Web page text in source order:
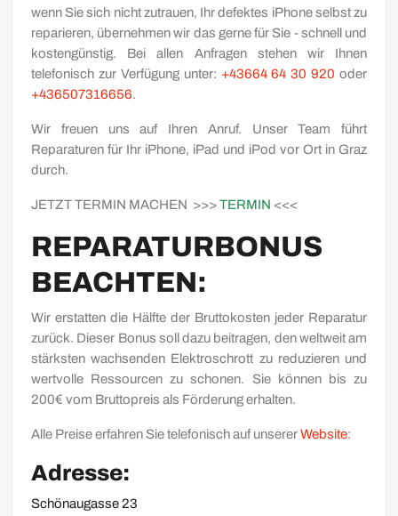
wenn Sie sich nicht zutrauen, Ihr defektes iPhone selbst zu
reparieren, übernehmen wir das gerne für Sie - schnell und
kostengünstig. Bei allen Anfragen stehen wir Ihnen
telefonisch zur Verfügung unter: +43664 64 30 920 oder
+436507316656.
Wir freuen uns auf Ihren Anruf. Unser Team führt
Reparaturen für Ihr iPhone, iPad und iPod vor Ort in Graz
durch.
JETZT TERMIN MACHEN >>>TERMIN <<<
REPARATURBONUS
BEACHTEN:
Wir erstatten die Hälfte der Bruttokosten jeder Reparatur
zurück. Dieser Bonus soll dazu beitragen, den weltweit am
stärksten wachsenden Elektroschrott zu reduzieren und
wertvolle Ressourcen zu schonen. Sie können bis zu
200€ vom Bruttopreis als Förderung erhalten.
Alle Preise erfahren Sie telefonisch auf unsererWebsite:
Adresse:
Schönaugasse 23